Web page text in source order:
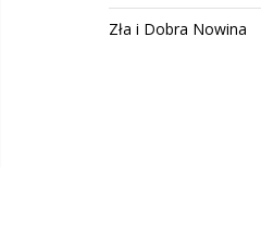
Zła i Dobra Nowina